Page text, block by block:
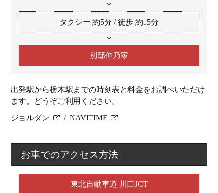
タクシー 約5分 / 徒歩 約15分
別邸仲乃家
出発駅から栃木駅までの時刻表と料金をお調べいただけ
ます。どうぞご利用ください。
ジョルダン
NAVITIME
お車でのアクセス方法
東北自動車道 川口JCT